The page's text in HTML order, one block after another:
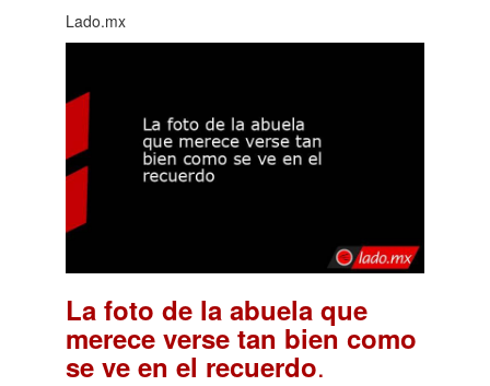
Lado.mx
La foto de la abuela que
merece verse tan bien como
se ve en el recuerdo.